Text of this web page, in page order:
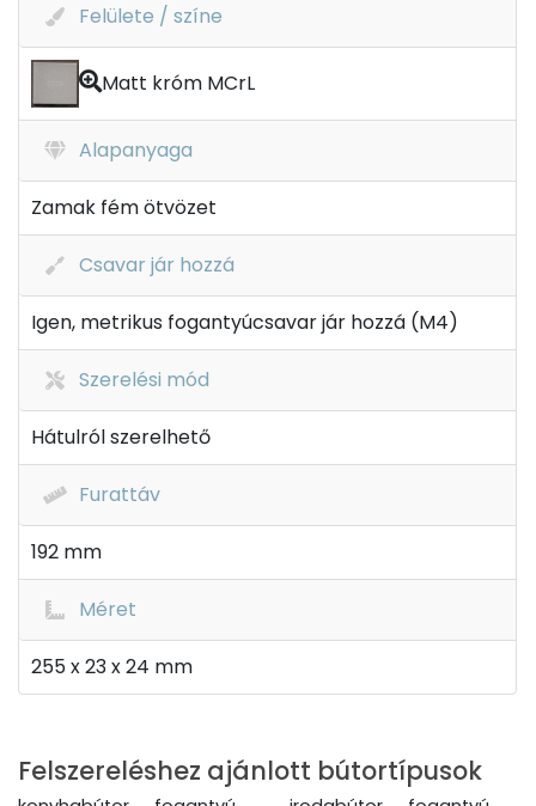
Felülete / színe
Matt króm MCrL
Alapanyaga
Zamak fém ötvözet
Csavar jár hozzá
Igen, metrikus fogantyúcsavar jár hozzá (M4)
Szerelési mód
Hátulról szerelhető
Furattáv
192 mm
Méret
255 x 23 x 24 mm
Felszereléshez ajánlott bútortípusok